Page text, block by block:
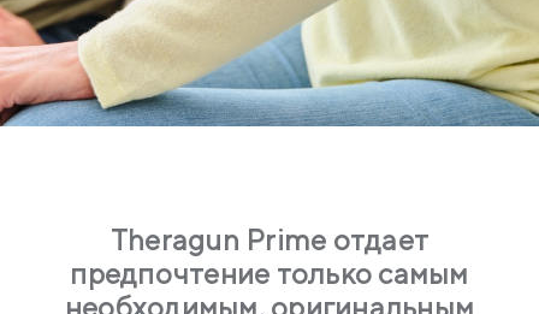
Theragun Prime отдает
предпочтение только самым
необходимым, оригинальным